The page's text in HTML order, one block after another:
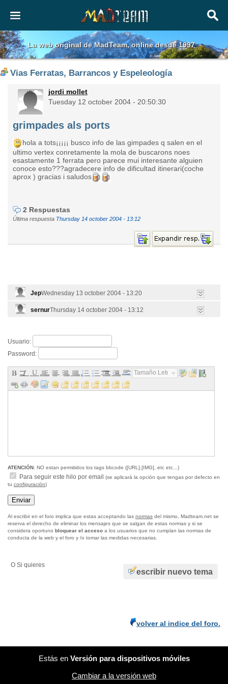
La web original de MadTeam, online desde 1997
Vias Ferratas, Barrancos y Espeleología
jordi mollet
Tuesday 12 october 2004 - 20:50:30
grimpades als ports
hola a tots¡¡¡¡¡ busco info de las gimpades q salen en el
ultimo vertex conretamente la mola de buscarons noes
esastamente 1 ferrata pero parece mui interesante alguien
conoce esto???agradecere info de dificultad itinerari(coche
aprox ) gracias i saludos
2 Respuestas
Última respuesta Thursday 14 october 2004 - 13:12
JepWednesday 13 october 2004 - 13:20
sernurThursday 14 october 2004 - 13:12
Usuario:
Password:
Tamaño Letra...
ATENCIÓN: NO estan permitidos los tags bbcode ([URL],[IMG], etc etc...)
Para seguir este hilo por email
(se aplicará la opción que tengas por defecto en
tu configuración)
Al escribir en el foro implica que estas acceptando las normas del mismo, Madteam.net se
reserva el derecho de eliminar los mensajes que se salgan de estas normas y si se
considera oportuno bloquear el acceso a los usuarios que no cumplan las normas de
conducta de la web y el foro y /o tomar las medidas necesarias.
escribir nuevo tema
O Si quieres
volver al indice del foro.
Estás en Versión para dispositivos móviles
Cambiar a la versión web